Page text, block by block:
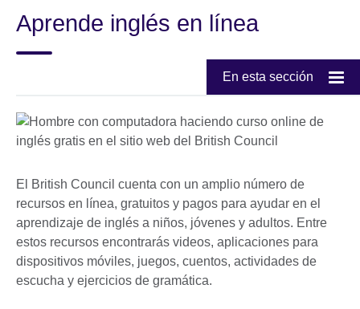
language
Aprende inglés en línea
En esta sección
El British Council cuenta con un amplio número de
recursos en línea, gratuitos y pagos para ayudar en el
aprendizaje de inglés a niños, jóvenes y adultos. Entre
estos recursos encontrarás videos, aplicaciones para
dispositivos móviles, juegos, cuentos, actividades de
escucha y ejercicios de gramática.